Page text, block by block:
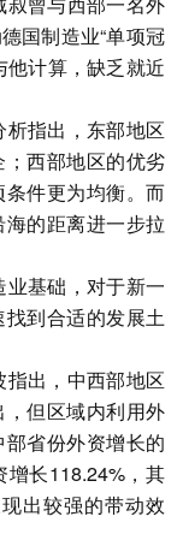
国制造业“单项冠
他计算，缺乏就近
指出，东部地区
西部地区的优劣
件更为均衡。而
的距离进一步拉
基础，对于新一
到合适的发展土
出，中西部地区
但区域内利用外
省份外资增长的
长118.24%，其
出较强的带动效